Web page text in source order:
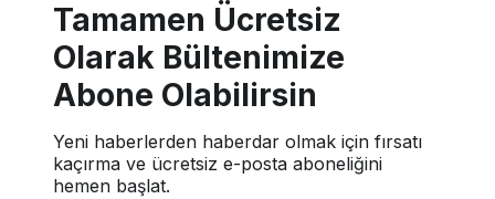
Tamamen Ücretsiz
Olarak Bültenimize
Abone Olabilirsin
Yeni haberlerden haberdar olmak için fırsatı
kaçırma ve ücretsiz e-posta aboneliğini
hemen başlat.